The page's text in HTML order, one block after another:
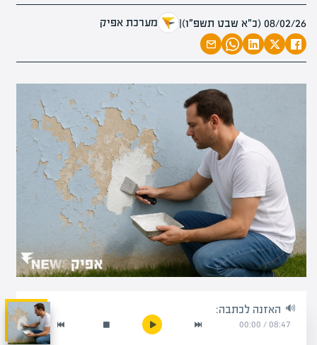
08/02/26 (כ״א שבט תשפ״ו) | מערכת אפיק
האזנה לכתבה:
08:47
/
00:00